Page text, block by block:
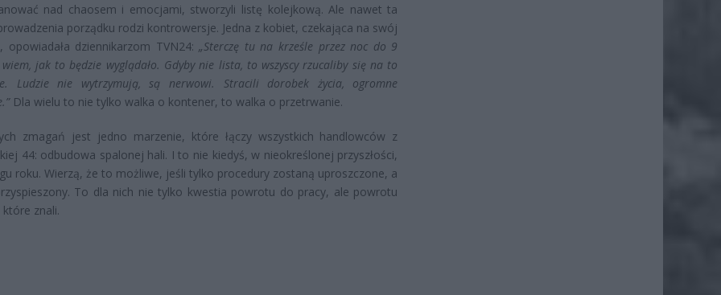
nad chaosem i emocjami, stworzyli listę kolejkową. Ale nawet ta
porządku rodzi kontrowersje. Jedna z kobiet, czekająca na swój
opowiadała dziennikarzom TVN24: „Sterczę tu na krześle przez noc do 9
jak to będzie wyglądało. Gdyby nie lista, to wszyscy rzucaliby się na to
Ludzie nie wytrzymują, są nerwowi. Stracili dorobek życia, ogromne
Dla wielu to nie tylko walka o kontener, to walka o przetrwanie.
zmagań jest jedno marzenie, które łączy wszystkich handlowców z
44: odbudowa spalonej hali. I to nie kiedyś, w nieokreślonej przyszłości,
roku. Wierzą, że to możliwe, jeśli tylko procedury zostaną uproszczone, a
To dla nich nie tylko kwestia powrotu do pracy, ale powrotu
znali.